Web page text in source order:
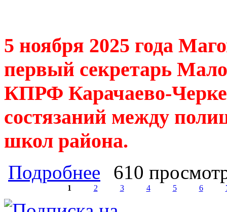
5 ноября 2025 года
первый секретарь
КПРФ Карачаево-
состязаний между
школ района.
Подробнее о Магомет Урусов, подполковник,
активно работал в жюри
610
Страницы
1 2 3 4 5 6